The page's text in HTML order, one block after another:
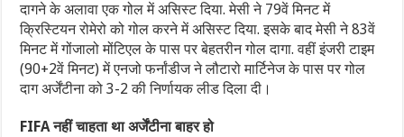
दागने के अलावा एक गोल में असिस्ट दिया. मेसी ने 79वें मिनट में
क्रिस्टियन रोमेरो को गोल करने में असिस्ट दिया. इसके बाद मेसी ने 83वें
मिनट में गोंजालो मोंटिएल के पास पर बेहतरीन गोल दागा. वहीं इंजरी टाइम
(90+2वें मिनट) में एनजो फर्नांडीज ने लौटारो मार्टिनेज के पास पर गोल
दाग अर्जेंटीना को 3-2 की निर्णायक लीड दिला दी।
FIFA नहीं चाहता था अर्जेंटीना बाहर हो